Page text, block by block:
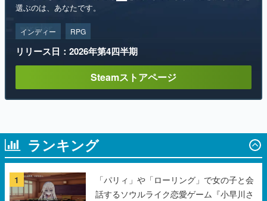
リリース日：2026年第4四半期
ランキング
1
「パリィ」や「ローリング」で女の子と会
話するソウルライク恋愛ゲーム『小早川さ
んはソウルライク』無料公開。返事に失敗
すると「YOU DIED」